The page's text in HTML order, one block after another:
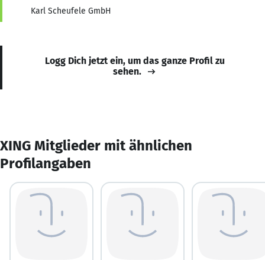
Karl Scheufele GmbH
Logg Dich jetzt ein, um das ganze Profil zu
sehen.
XING Mitglieder mit ähnlichen
Profilangaben